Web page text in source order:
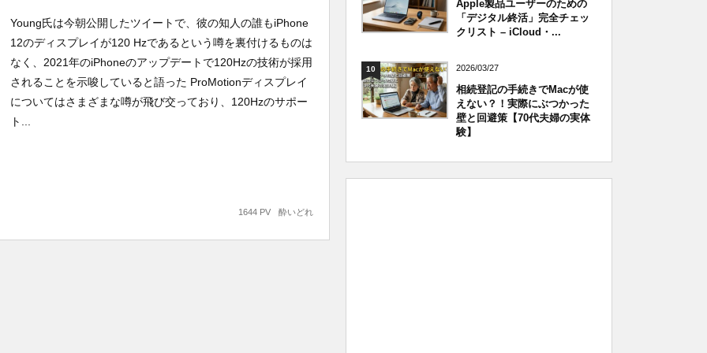
Young氏は今朝公開したツイートで、彼の知人の誰もiPhone
12のディスプレイが120 Hzであるという噂を裏付けるものは
なく、2021年のiPhoneのアップデートで120Hzの技術が採用
されることを示唆していると語った ProMotionディスプレイ
についてはさまざまな噂が飛び交っており、120Hzのサポー
ト...
酔いどれ
1644 PV
Apple製品ユーザーのための
「デジタル終活」完全チェッ
クリスト – iCloud・...
10 2026/03/27
相続登記の手続きでMacが使
えない？！実際にぶつかった
壁と回避策【70代夫婦の実体
験】